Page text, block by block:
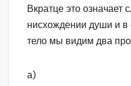
Вкратце это означает
нисхождении души и в
тело мы видим два
а)